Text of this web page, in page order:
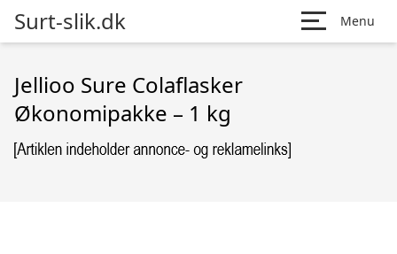
Surt-slik.dk Menu
Jellioo Sure Colaflasker
Økonomipakke – 1 kg